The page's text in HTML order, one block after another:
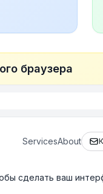
браузера
ServicesAbout
сделать ваш